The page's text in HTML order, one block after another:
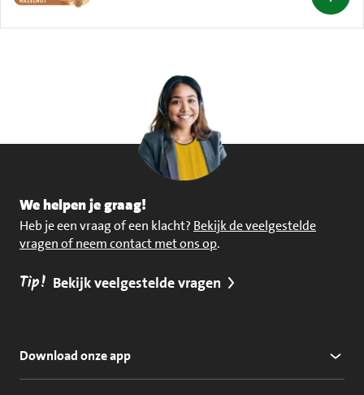
We helpen je graag!
Heb je een vraag of een klacht? Bekijk de veelgestelde
vragen of neem contact met ons op.
Tip! Bekijk veelgestelde vragen
Download onze app